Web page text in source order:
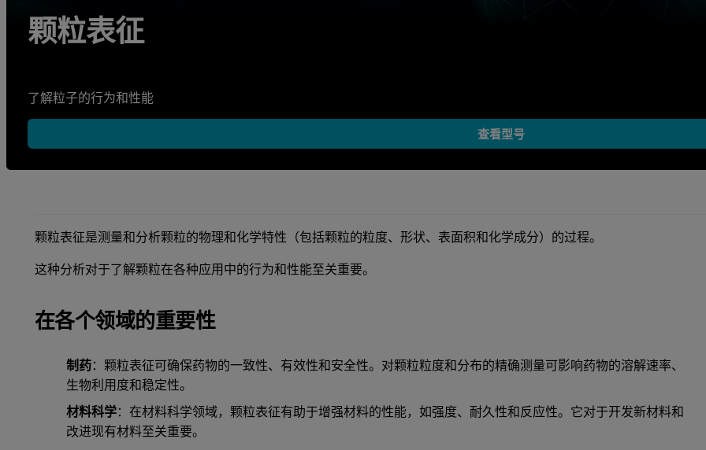
颗粒表征
了解粒子的行为和性能
查看型号
颗粒表征是测量和分析颗粒的物理和化学特性（包括颗粒的粒度、形状、表面积和化学成分）的过程。
这种分析对于了解颗粒在各种应用中的行为和性能至关重要。
在各个领域的重要性
制药：颗粒表征可确保药物的一致性、有效性和安全性。对颗粒粒度和分布的精确测量可影响药物的溶解速率、
生物利用度和稳定性。
材料科学：在材料科学领域，颗粒表征有助于增强材料的性能，如强度、耐久性和反应性。它对于开发新材料和
改进现有材料至关重要。